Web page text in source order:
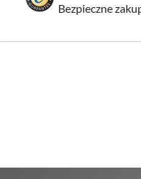
Bezpieczne